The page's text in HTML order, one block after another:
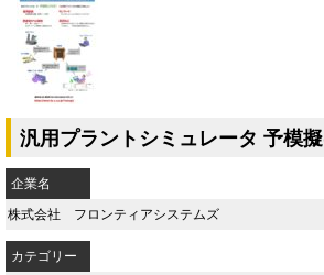
汎用プラントシミュレータ 予模
企業名
株式会社 フロンティアシステムズ
カテゴリー